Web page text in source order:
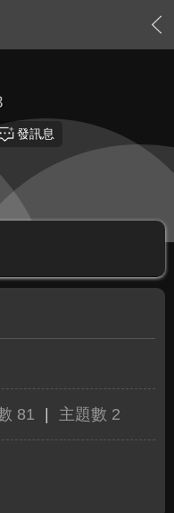
發訊息
81 主題數 2